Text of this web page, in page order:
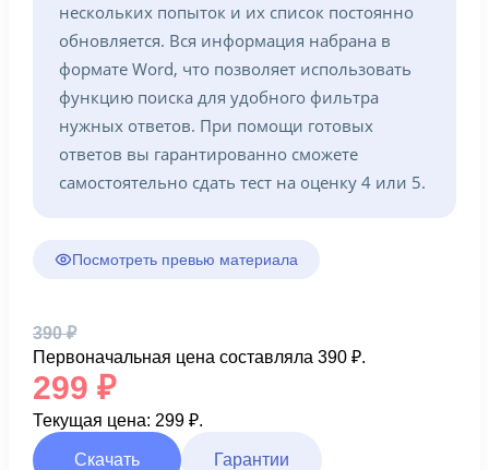
нескольких попыток и их список постоянно
обновляется. Вся информация набрана в
формате Word, что позволяет использовать
функцию поиска для удобного фильтра
нужных ответов. При помощи готовых
ответов вы гарантированно сможете
самостоятельно сдать тест на оценку 4 или 5.
Посмотреть превью материала
390₽
Первоначальная цена составляла 390 ₽.
299 ₽
Текущая цена: 299 ₽.
Скачать Гарантии